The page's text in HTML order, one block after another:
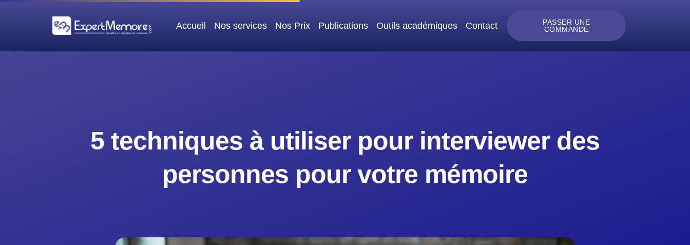
Accueil Nos services Nos Prix Publications Outils académiques Contact
PASSER UNE
COMMANDE
5 techniques à utiliser pour interviewer des
personnes pour votre mémoire